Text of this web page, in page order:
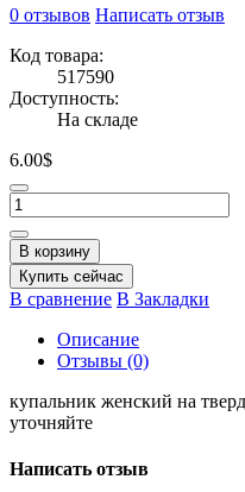
0 отзывов Написать отзыв
Код товара:
517590
Доступность:
На складе
6.00$
В корзину
Купить сейчас
В сравнение В Закладки
Описание
Отзывы (0)
купальник женский на
уточняйте
Написать отзыв